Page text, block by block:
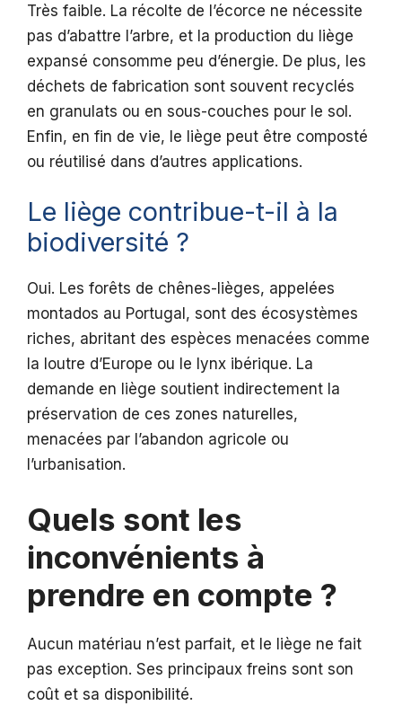
Très faible. La récolte de l’écorce ne nécessite
pas d’abattre l’arbre, et la production du liège
expansé consomme peu d’énergie. De plus, les
déchets de fabrication sont souvent recyclés
en granulats ou en sous-couches pour le sol.
Enfin, en fin de vie, le liège peut être composté
ou réutilisé dans d’autres applications.
Le liège contribue-t-il à la
biodiversité ?
Oui. Les forêts de chênes-lièges, appelées
montados au Portugal, sont des écosystèmes
riches, abritant des espèces menacées comme
la loutre d’Europe ou le lynx ibérique. La
demande en liège soutient indirectement la
préservation de ces zones naturelles,
menacées par l’abandon agricole ou
l’urbanisation.
Quels sont les
inconvénients à
prendre en compte ?
Aucun matériau n’est parfait, et le liège ne fait
pas exception. Ses principaux freins sont son
coût et sa disponibilité.